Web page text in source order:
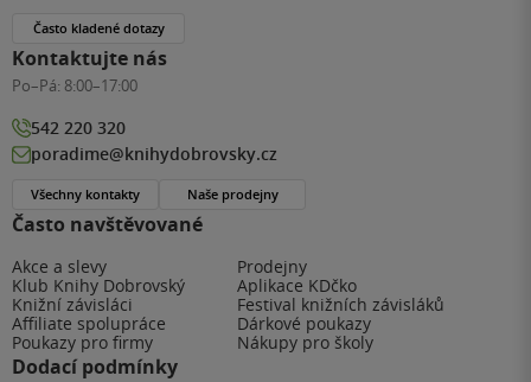
Často navštěvované
Akce a slevy
Prodejny
Klub Knihy Dobrovský
Aplikace KDčko
Knižní závisláci
Festival knižních závisláků
Affiliate spolupráce
Dárkové poukazy
Poukazy pro firmy
Nákupy pro školy
Dodací podmínky
Často kladené dotazy
Kontaktujte nás
Po–Pá: 8:00–17:00
542 220 320
poradime@knihydobrovsky.cz
Všechny kontakty Naše prodejny